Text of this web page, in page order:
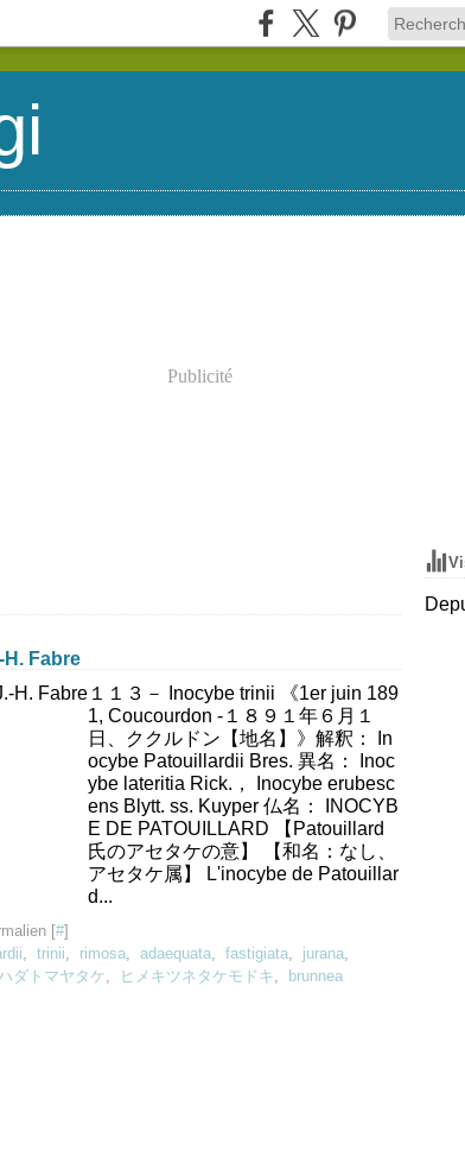
Publicité
H. Fabre
１１３－ Inocybe trinii 《1er juin 189
1, Coucourdon -１８９１年６月１
日、ククルドン【地名】》解釈： In
ocybe Patouillardii Bres. 異名： Inoc
ybe lateritia Rick.， Inocybe erubesc
ens Blytt. ss. Kuyper 仏名： INOCYB
E DE PATOUILLARD 【Patouillard
氏のアセタケの意】 【和名：なし、
アセタケ属】 L'inocybe de Patouillar
d...
[#]
, trinii, rimosa, adaequata, fastigiata, jurana,
ダトマヤタケ, ヒメキツネタケモドキ, brunnea